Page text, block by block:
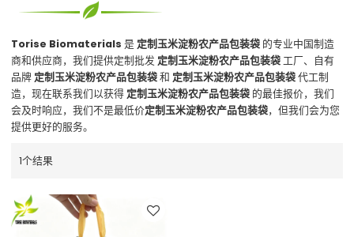
Torise Biomaterials 是 定制玉米淀粉农产品包装袋 的专业中国制造
商和供应商，我们提供定制批发 定制玉米淀粉农产品包装袋工厂、自有
品牌 定制玉米淀粉农产品包装袋和 定制玉米淀粉农产品包装袋代工制
造，现在联系我们以获得 定制玉米淀粉农产品包装袋 的最佳报价，我们
会及时响应，我们不是最低价定制玉米淀粉农产品包装袋，但我们会为您
提供更好的服务。
1个结果